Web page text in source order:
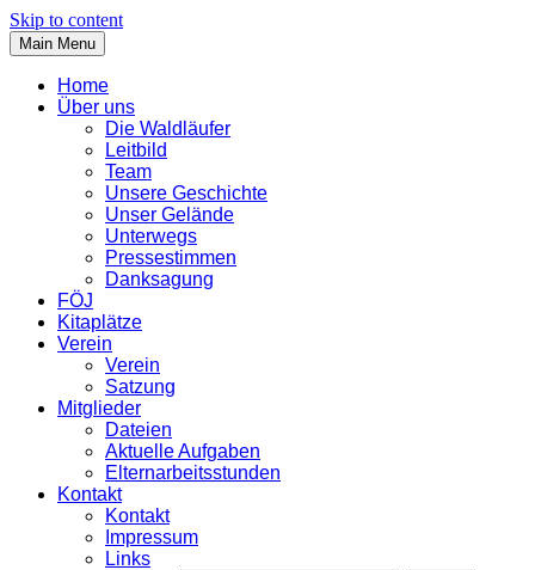
Skip to content
Main Menu
Home
Über uns
Die Waldläufer
Leitbild
Team
Unsere Geschichte
Unser Gelände
Unterwegs
Pressestimmen
Danksagung
FÖJ
Kitaplätze
Verein
Verein
Satzung
Mitglieder
Dateien
Aktuelle Aufgaben
Elternarbeitsstunden
Kontakt
Kontakt
Impressum
Links